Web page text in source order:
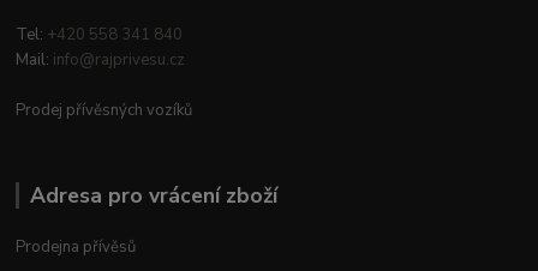
Tel: +420 558 341 840
Mail: info@rajprivesu.cz
Prodej přívěsných vozíků
Adresa pro vrácení zboží
Prodejna přívěsů